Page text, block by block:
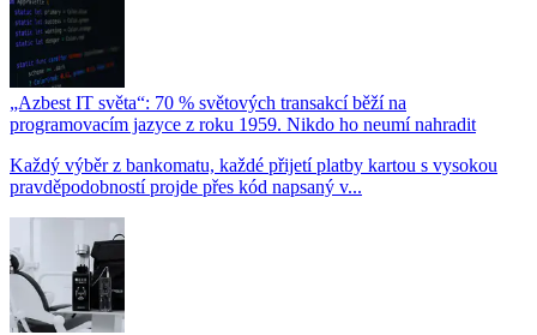
„Azbest IT světa“: 70 % světových transakcí běží na
programovacím jazyce z roku 1959. Nikdo ho neumí nahradit
Každý výběr z bankomatu, každé přijetí platby kartou s vysokou
pravděpodobností projde přes kód napsaný v...